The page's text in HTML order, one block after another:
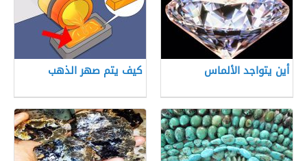
أين يتواجد الألماس كيف يتم صهر الذهب